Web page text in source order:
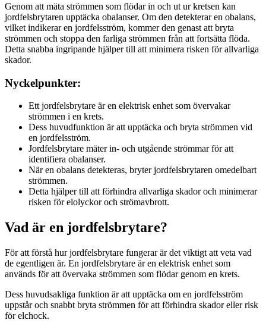
Genom att mäta strömmen som flödar in och ut ur kretsen kan
jordfelsbrytaren upptäcka obalanser. Om den detekterar en obalans,
vilket indikerar en jordfelsström, kommer den genast att bryta
strömmen och stoppa den farliga strömmen från att fortsätta flöda.
Detta snabba ingripande hjälper till att minimera risken för allvarliga
skador.
Nyckelpunkter:
Ett jordfelsbrytare är en elektrisk enhet som övervakar
strömmen i en krets.
Dess huvudfunktion är att upptäcka och bryta strömmen vid
en jordfelsström.
Jordfelsbrytare mäter in- och utgående strömmar för att
identifiera obalanser.
När en obalans detekteras, bryter jordfelsbrytaren omedelbart
strömmen.
Detta hjälper till att förhindra allvarliga skador och minimerar
risken för elolyckor och strömavbrott.
Vad är en jordfelsbrytare?
För att förstå hur jordfelsbrytare fungerar är det viktigt att veta vad
de egentligen är. En jordfelsbrytare är en elektrisk enhet som
används för att övervaka strömmen som flödar genom en krets.
Dess huvudsakliga funktion är att upptäcka om en jordfelsström
uppstår och snabbt bryta strömmen för att förhindra skador eller risk
för elchock.